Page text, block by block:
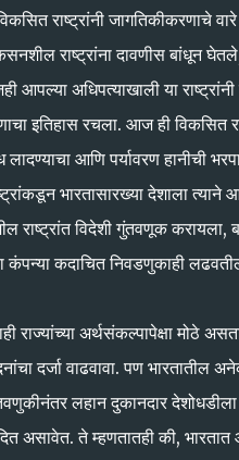
राष्ट्रांनी
राष्ट्रांना दावणीस बांधून
अधिपत्याखाली या
इतिहास रचला. आज ही
लादण्याचा आणि पर्यावरण हानीची
भारतासारख्या देशाला त्याने
विदेशी गुंतवणूक करायला,
कंपन्या कदाचित निवडणुकाही
राज्यांच्या अर्थसंकल्पापेक्षा मोठे
दर्जा वाढवावा. पण
लहान दुकानदार
असावेत. ते म्हणतातही की, भारतात